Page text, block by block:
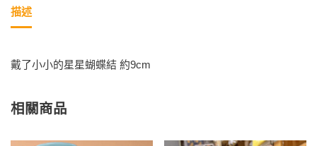
描述
戴了小小的星星蝴蝶結 約9cm
相關商品